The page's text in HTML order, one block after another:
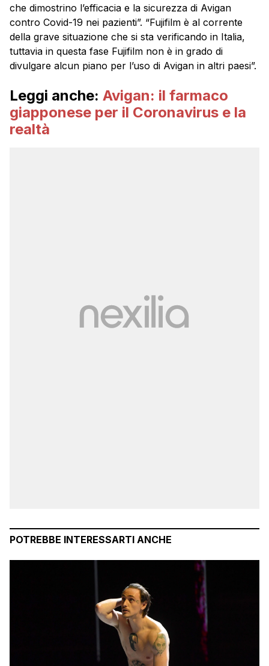
che dimostrino l’efficacia e la sicurezza di Avigan
contro Covid-19 nei pazienti”. “Fujifilm è al corrente
della grave situazione che si sta verificando in Italia,
tuttavia in questa fase Fujifilm non è in grado di
divulgare alcun piano per l’uso di Avigan in altri paesi”.
Leggi anche: Avigan: il farmaco
giapponese per il Coronavirus e la
realtà
POTREBBE INTERESSARTI ANCHE